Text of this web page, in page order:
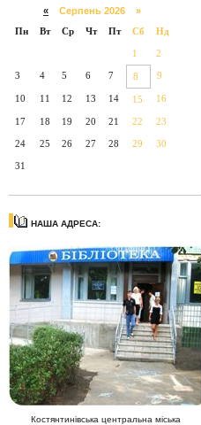
« Серпень 2026 »
Пн
Вт Ср Чт Пт Сб Нд
1 2
3 4 5 6 7 8 9
10 11 12 13 14 15 16
17 18 19 20 21 22 23
24 25 26 27 28 29 30
31
НАША АДРЕСА:
Костянтинівська центральна міська